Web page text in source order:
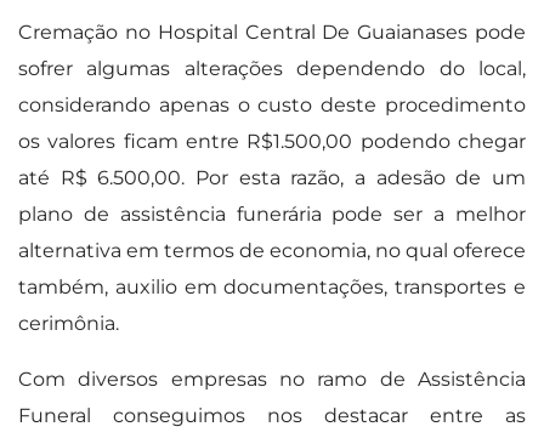
Cremação no Hospital Central De Guaianases pode
sofrer algumas alterações dependendo do local,
considerando apenas o custo deste procedimento
os valores ficam entre R$1.500,00 podendo chegar
até R$ 6.500,00. Por esta razão, a adesão de um
plano de assistência funerária pode ser a melhor
alternativa em termos de economia, no qual oferece
também, auxilio em documentações, transportes e
cerimônia.
Com diversos empresas no ramo de Assistência
Funeral conseguimos nos destacar entre as